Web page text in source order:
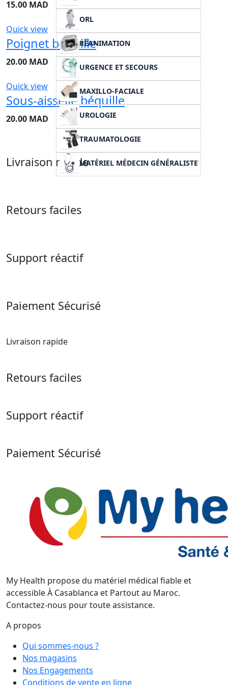
ORL
RÉANIMATION
URGENCE ET SECOURS
MAXILLO-FACIALE
UROLOGIE
TRAUMATOLOGIE
MATÉRIEL MÉDECIN GÉNÉRALISTE
15.00 MAD
Quick view
Poignet béquille
20.00 MAD
Quick view
Sous-aisselle béquille
20.00 MAD
Livraison rapide
Retours faciles
Support réactif
Paiement Sécurisé
Livraison rapide
Retours faciles
Support réactif
Paiement Sécurisé
My Health propose du matériel médical fiable et
accessible À Casablanca et Partout au Maroc.
Contactez-nous pour toute assistance.
A propos
Qui sommes-nous ?
Nos magasins
Nos Engagements
Conditions de vente en ligne